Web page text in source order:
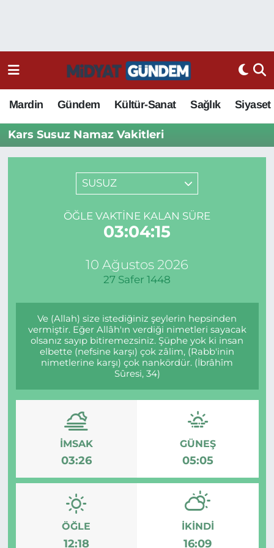
Mardin Gündem Kültür-Sanat Sağlık Siyaset
Kars Susuz Namaz Vakitleri
SUSUZ
ÖĞLE VAKTINE KALAN SÜRE
03:04:15
10 Ağustos 2026
27 Safer 1448
Ve (Allah) size istediğiniz şeylerin hepsinden
vermiştir. Eğer Allâh'ın verdiği nimetleri sayacak
olsanız sayıp bitiremezsiniz. Şüphe yok ki insan
elbette (nefsine karşı) çok zâlim, (Rabb'inin
nimetlerine karşı) çok nankördür. (İbrâhîm
Sûresi, 34)
İMSAK
03:26
GÜNEŞ
05:05
ÖĞLE
12:18
İKINDI
16:09